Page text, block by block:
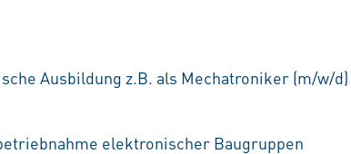
Ausbildung z.B. als Mechatroniker (m/w/
elektronischer Baugruppen